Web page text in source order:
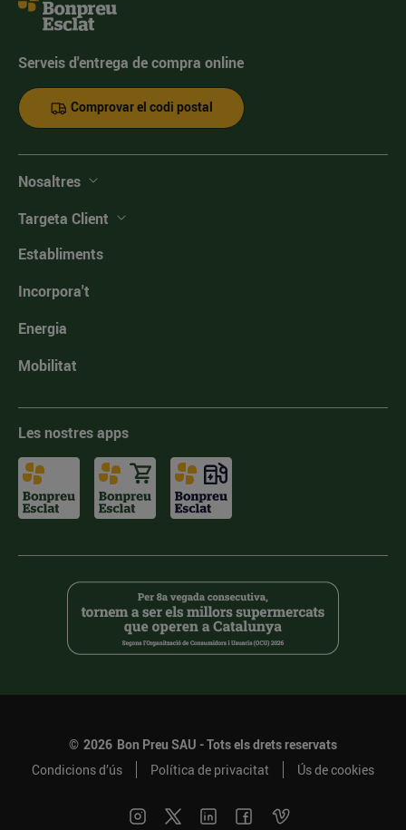
Serveis d'entrega de compra online
Comprovar el codi postal
Nosaltres
Targeta Client
Establiments
Incorpora't
Energia
Mobilitat
Les nostres apps
© 2026 Bon Preu SAU - Tots els drets reservats
Condicions d’ús
Política de privacitat Ús de cookies